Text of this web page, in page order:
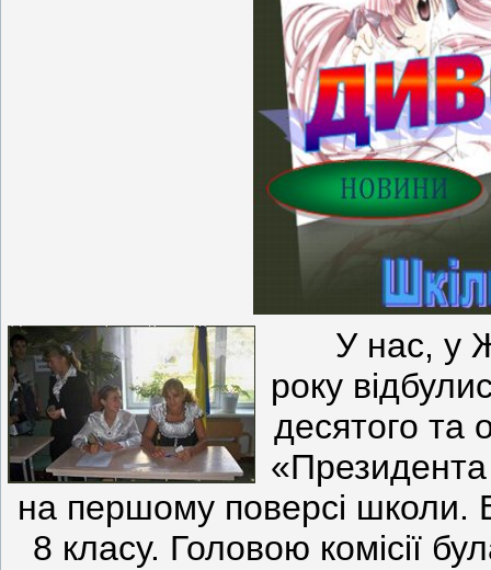
У нас, у
року
десятого та
на першому поверсі школи.
8 класу. Головою комісії